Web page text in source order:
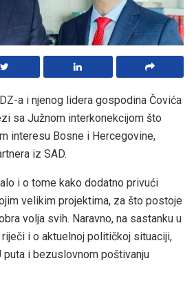
a i njenog lidera gospodina Čovića
sa Južnom interkonekcijom što
interesu Bosne i Hercegovine,
iz SAD.
i o tome kako dodatno privući
velikim projektima, za što postoje
volja svih. Naravno, na sastanku u
i o aktuelnoj političkoj situaciji,
i bezuslovnom poštivanju